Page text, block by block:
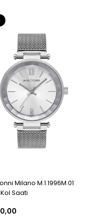
Milano M.1.1996M.01
Saati